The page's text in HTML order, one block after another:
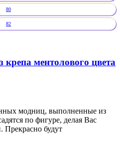
80
82
крепа ментолового цвета
модниц, выполненные из
по фигуре, делая Вас
Прекрасно будут